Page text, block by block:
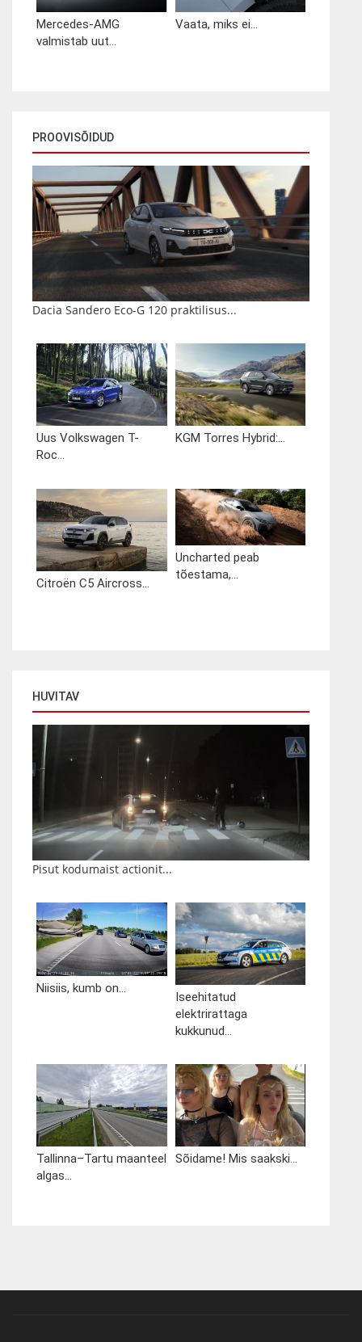
Mercedes-AMG
valmistab uut...
Vaata, miks ei...
PROOVISÕIDUD
Dacia Sandero Eco-G 120 praktilisus...
Uus Volkswagen T-
Roc...
KGM Torres Hybrid:...
Citroën C5 Aircross...
Uncharted peab
tõestama,...
HUVITAV
Pisut kodumaist actionit...
Niisiis, kumb on...
Iseehitatud
elektrirattaga
kukkunud...
Tallinna–Tartu maanteel
algas...
Sõidame! Mis saakski...